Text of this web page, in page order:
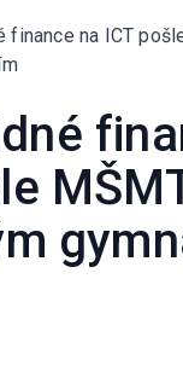
finance na ICT